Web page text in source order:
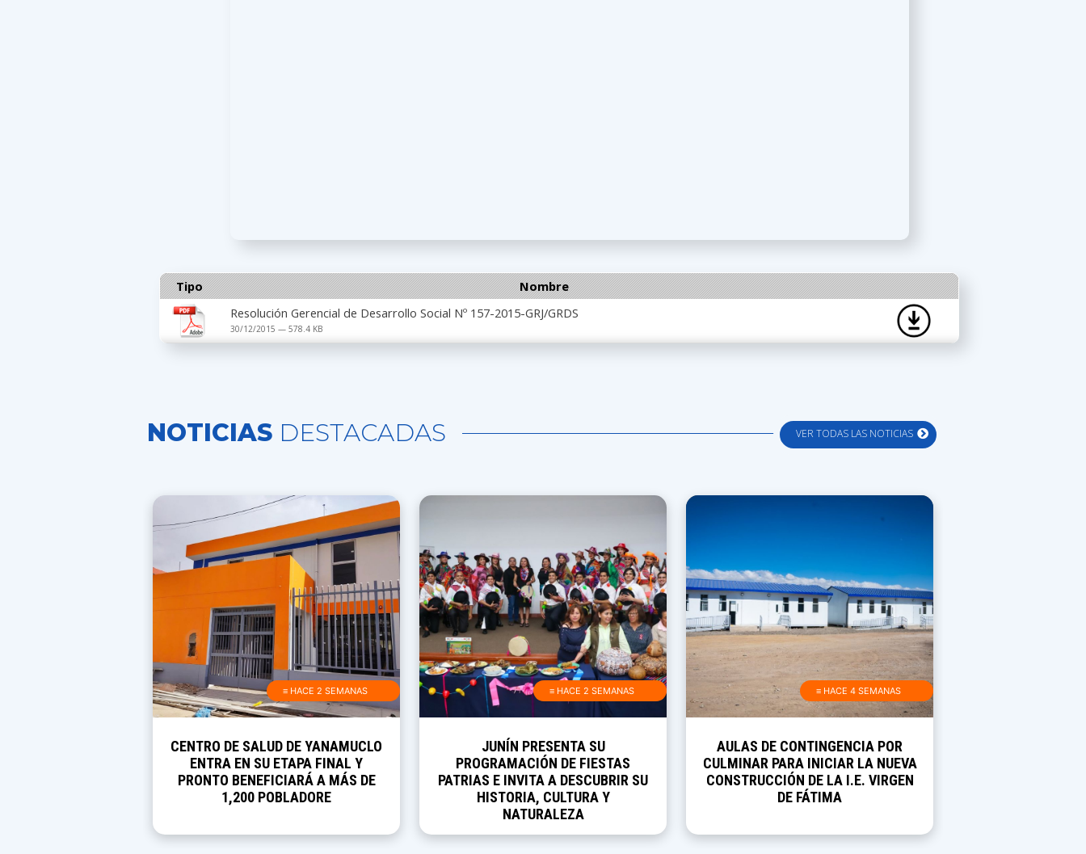
Tipo
Nombre
Resolución Gerencial de Desarrollo Social Nº 157-2015-GRJ/GRDS
30/12/2015 — 578.4 KB
VER TODAS LAS NOTICIAS
NOTICIAS DESTACADAS
≡ HACE 2 SEMANAS
CENTRO DE SALUD DE YANAMUCLO
ENTRA EN SU ETAPA FINAL Y
PRONTO BENEFICIARÁ A MÁS DE
1,200 POBLADORE
≡ HACE 2 SEMANAS
JUNÍN PRESENTA SU
PROGRAMACIÓN DE FIESTAS
PATRIAS E INVITA A DESCUBRIR SU
HISTORIA, CULTURA Y
NATURALEZA
≡ HACE 4 SEMANAS
AULAS DE CONTINGENCIA POR
CULMINAR PARA INICIAR LA NUEVA
CONSTRUCCIÓN DE LA I.E. VIRGEN
DE FÁTIMA